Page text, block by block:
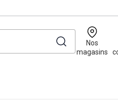
Nos
magasins
0